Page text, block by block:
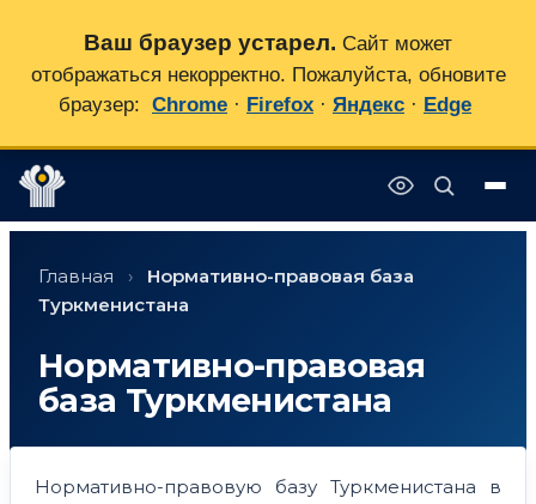
содержимому
Главная ›
Нормативно-правовая база
Туркменистана
Нормативно-правовая
база Туркменистана
Нормативно-правовую базу Туркменистана в
Ваш браузер устарел. Сайт может
отображаться некорректно. Пожалуйста, обновите
браузер: Chrome · Firefox · Яндекс · Edge